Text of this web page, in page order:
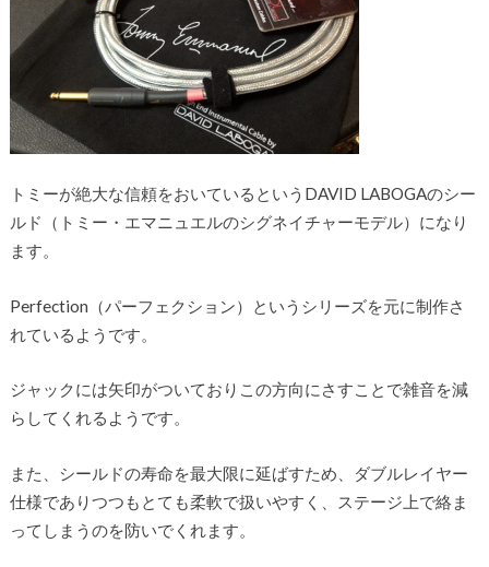
トミーが絶大な信頼をおいているというDAVID LABOGAのシー
ルド（トミー・エマニュエルのシグネイチャーモデル）になり
ます。
Perfection（パーフェクション）というシリーズを元に制作さ
れているようです。
ジャックには矢印がついておりこの方向にさすことで雑音を減
らしてくれるようです。
また、シールドの寿命を最大限に延ばすため、ダブルレイヤー
仕様でありつつもとても柔軟で扱いやすく、ステージ上で絡ま
ってしまうのを防いでくれます。